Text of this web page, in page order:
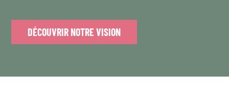
DÉCOUVRIR NOTRE VISION